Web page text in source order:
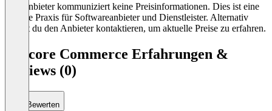
Der Anbieter kommuniziert keine Preisinformationen. Dies ist eine
übliche Praxis für Softwareanbieter und Dienstleister. Alternativ
kannst du den Anbieter kontaktieren, um aktuelle Preise zu erfahren.
Sitecore Commerce Erfahrungen &
Reviews (0)
Bewerten